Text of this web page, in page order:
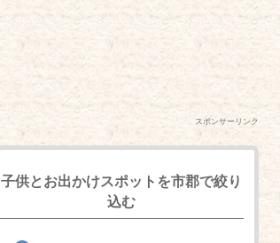
スポンサーリンク
子供とお出かけスポットを市郡で絞り
込む